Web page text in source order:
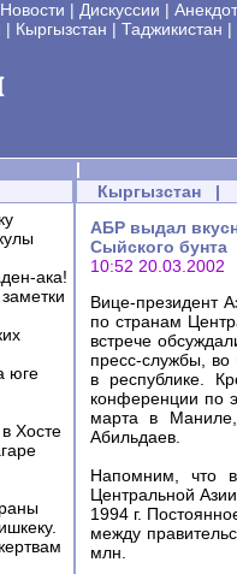
Новости | Дискуссии |
| Кыргызстан | Таджикистан |
|
ака!
юге
Хосте
Кыргызстан |
АБР выдал
Сыйского бунта
10:52 20.03.2002
Вице-президент
по странам
встрече
пресс-службы,
в республике.
конференции по
марта в Маниле,
Абильдаев.
Напомним, что
Центральной
1994 г.
между
млн.